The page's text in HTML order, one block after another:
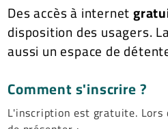
Des accès à internet
disposition des usagers.
aussi un espace de
Comment s'inscrire ?
L'inscription est gratuite.